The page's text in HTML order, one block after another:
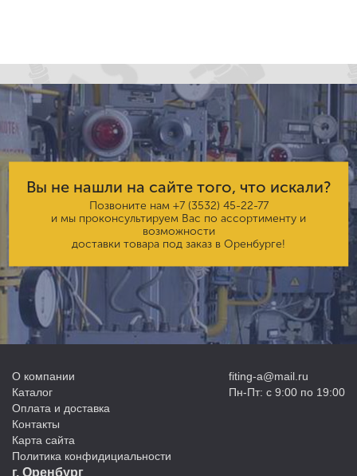
Вы не нашли на сайте того, что искали?
Позвоните нам +7 (3532) 45-22-77
и мы проконсультируем Вас по ассортименту и
возможности
доставки товара под заказ в Оренбурге!
О компании
Каталог
Оплата и доставка
Контакты
Карта сайта
Политика конфидициальности
fiting-a@mail.ru
Пн-Пт: с 9:00 по 19:00
г. Оренбург